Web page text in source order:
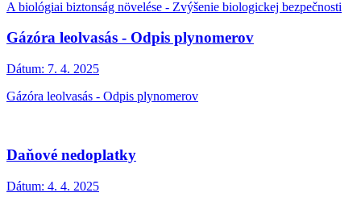
A biológiai biztonság növelése - Zvýšenie biologickej bezpečnosti
Gázóra leolvasás - Odpis plynomerov
Dátum: 7. 4. 2025
Gázóra leolvasás - Odpis plynomerov
Daňové nedoplatky
Dátum: 4. 4. 2025